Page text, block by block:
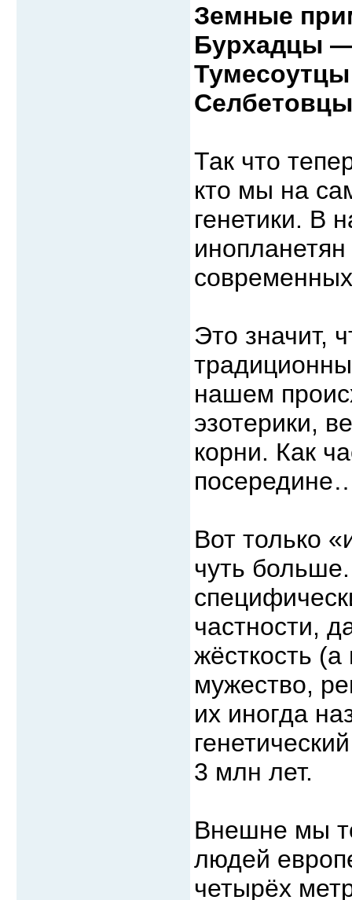
Земные
Бурхадцы
Так что
кто мы на
генетики. В
Это значит,
нашем
эзотерики,
корни. Как
Вот только
чуть
частности,
жёсткость
мужество,
их иногда
3 млн лет.
Внешне мы
людей
четырёх